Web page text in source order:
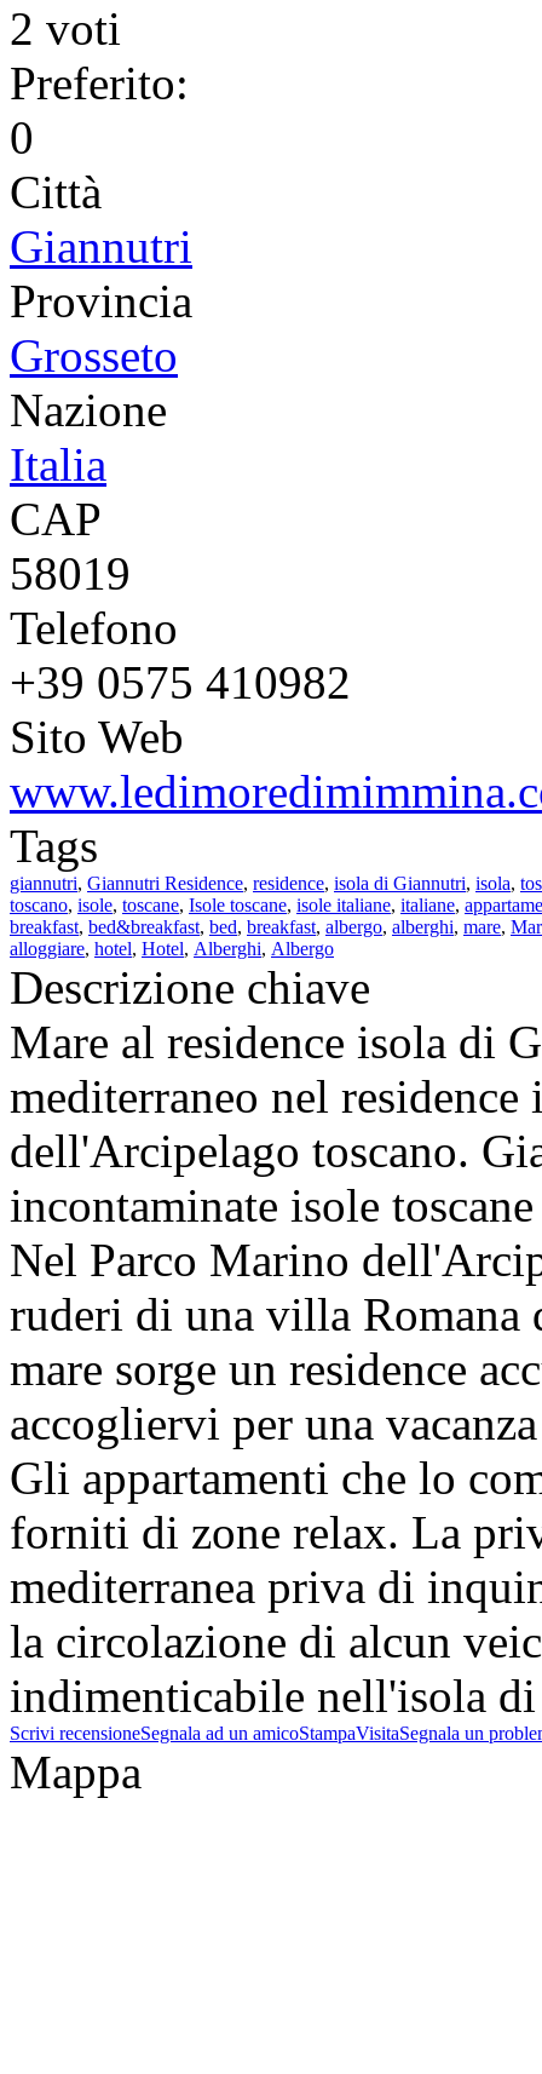
2 voti
Preferito:
0
Città
Giannutri
Provincia
Grosseto
Nazione
Italia
CAP
58019
Telefono
+39 0575 410982
Sito Web
Tags
giannutri, Giannutri Residence, residence, isola di Giannutri, isola,
toscano, isole, toscane, Isole toscane, isole italiane, italiane,
breakfast, bed&breakfast, bed, breakfast, albergo, alberghi, mare,
alloggiare, hotel, Hotel, Alberghi, Albergo
Descrizione chiave
Mare al residence isola di
mediterraneo nel
dell'Arcipelago toscano.
incontaminate isole
Nel Parco Marino
ruderi di una villa Romana
mare sorge un residence
accogliervi per una
Gli appartamenti che lo
forniti di zone relax. La
mediterranea priva di
la circolazione di alcun
indimenticabile nell'isola
Scrivi recensioneSegnala ad un amicoStampaVisitaSegnala un
Mappa